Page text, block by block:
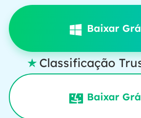
Baixar
 Classificação
Baixar